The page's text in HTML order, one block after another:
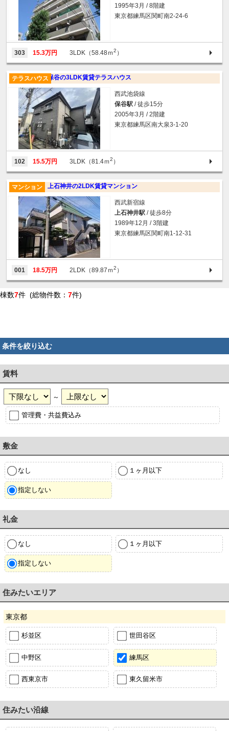
1995年3月 / 8階建
東京都練馬区関町南2-24-6
303 15.3万円 3LDK（58.48ｍ2 ）
保谷の3LDK賃貸テラスハウス
テラスハウス
西武池袋線
保谷駅 / 徒歩15分
2005年3月 / 2階建
東京都練馬区南大泉3-1-20
102 15.5万円 3LDK（81.4ｍ2 ）
上石神井の2LDK賃貸マンション
マンション
西武新宿線
上石神井駅 / 徒歩8分
1989年12月 / 3階建
東京都練馬区関町南1-12-31
001 18.5万円 2LDK（89.87ｍ2 ）
棟数7件 (総物件数： 7件)
条件を絞り込む
賃料
～
管理費・共益費込み
敷金
なし １ヶ月以下
指定しない
礼金
なし １ヶ月以下
指定しない
住みたいエリア
東京都
杉並区 世田谷区
中野区 練馬区
西東京市 東久留米市
住みたい沿線